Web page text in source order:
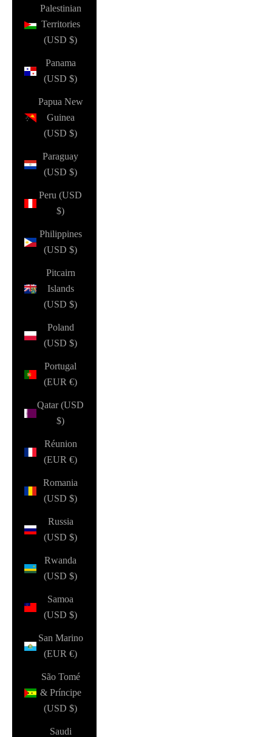
Palestinian
Territories
(USD $)
Panama
(USD $)
Papua New
Guinea
(USD $)
Paraguay
(USD $)
Peru (USD
$)
Philippines
(USD $)
Pitcairn
Islands
(USD $)
Poland
(USD $)
Portugal
(EUR €)
Qatar (USD
$)
Réunion
(EUR €)
Romania
(USD $)
Russia
(USD $)
Rwanda
(USD $)
Samoa
(USD $)
San Marino
(EUR €)
São Tomé
& Príncipe
(USD $)
Saudi